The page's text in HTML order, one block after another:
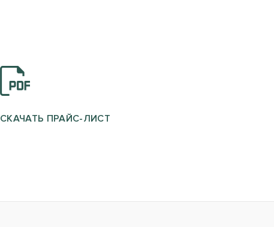
СКАЧАТЬ ПРАЙС-ЛИСТ